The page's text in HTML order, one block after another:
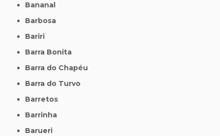
Bananal
Barbosa
Bariri
Barra Bonita
Barra do Chapéu
Barra do Turvo
Barretos
Barrinha
Barueri